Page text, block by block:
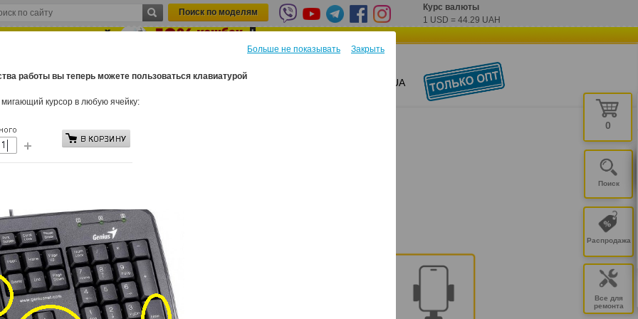
Поиск по моделям
Курс валюты
1 USD = 44.29 UAH
ПОСТУПЛЕНИЯ ЦЕНА НЕДЕЛИ UA
0
Микрофон Камера
Закрыть
Больше не показывать
работы вы теперь можете пользоваться клавиатурой
мигающий курсор в любую ячейку:
Распродажа
Все для
ремонта